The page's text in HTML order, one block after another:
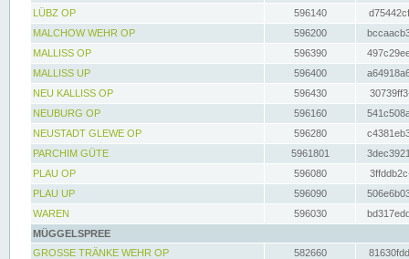
LÜBZ OP
596140
MALCHOW WEHR OP
596200
MALLISS OP
596390
MALLISS UP
596400
NEU KALLISS OP
596430
NEUBURG OP
596160
NEUSTADT GLEWE OP
596280
PARCHIM GÜTE
5961801
PLAU OP
596080
PLAU UP
596090
WAREN
596030
MÜGGELSPREE
GROSSE TRÄNKE WEHR OP
582660